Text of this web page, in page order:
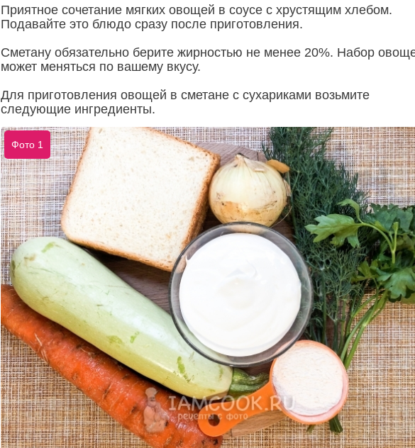
Приятное сочетание мягких овощей в соусе с хрустящим хлебом.
Подавайте это блюдо сразу после приготовления.
Сметану обязательно берите жирностью не менее 20%. Набор
может меняться по вашему вкусу.
Для приготовления овощей в сметане с сухариками возьмите
следующие ингредиенты.
Фото 1